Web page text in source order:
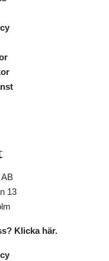
13
Klicka här.